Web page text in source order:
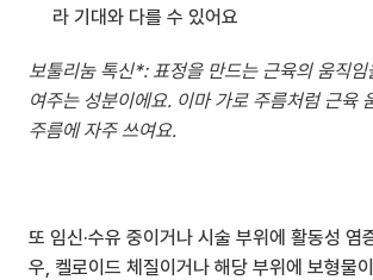
라 기대와 다를 수 있어요
보툴리눔 톡신*: 표정을 만드는 근육의 움직임
여주는 성분이에요. 이마 가로 주름처럼 근육
주름에 자주 쓰여요.
또 임신·수유 중이거나 시술 부위에 활동성 염
우, 켈로이드 체질이거나 해당 부위에 보형물